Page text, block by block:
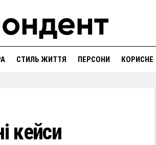
СТИЛЬ ЖИТТЯ ПЕРСОНИ КОРИСНЕ
кейси